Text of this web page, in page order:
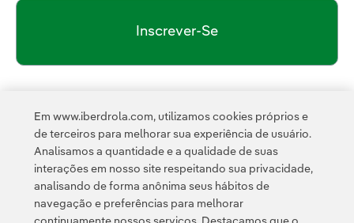
Inscrever-Se
Esta página é protegida pelo reCAPTCHA e pelaPolítica de
Privacidade
Termos de Serviço do Google
Em www.iberdrola.com, utilizamos cookies próprios e
de terceiros para melhorar sua experiência de usuário.
Analisamos a quantidade e a qualidade de suas
interações em nosso site respeitando sua privacidade,
analisando de forma anônima seus hábitos de
navegação e preferências para melhorar